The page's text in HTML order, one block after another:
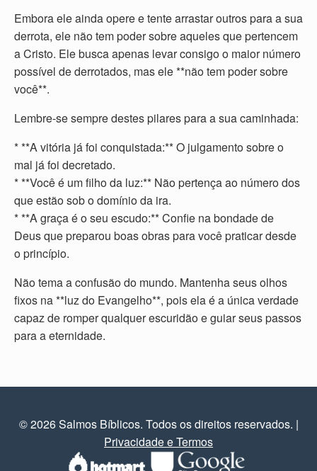
Embora ele ainda opere e tente arrastar outros para a sua
derrota, ele não tem poder sobre aqueles que pertencem
a Cristo. Ele busca apenas levar consigo o maior número
possível de derrotados, mas ele **não tem poder sobre
você**.
Lembre-se sempre destes pilares para a sua caminhada:
* **A vitória já foi conquistada:** O julgamento sobre o
mal já foi decretado.
* **Você é um filho da luz:** Não pertença ao número dos
que estão sob o domínio da ira.
* **A graça é o seu escudo:** Confie na bondade de
Deus que preparou boas obras para você praticar desde
o princípio.
Não tema a confusão do mundo. Mantenha seus olhos
fixos na **luz do Evangelho**, pois ela é a única verdade
capaz de romper qualquer escuridão e guiar seus passos
para a eternidade.
© 2026 Salmos Bíblicos. Todos os direitos reservados. |
Privacidade e Termos